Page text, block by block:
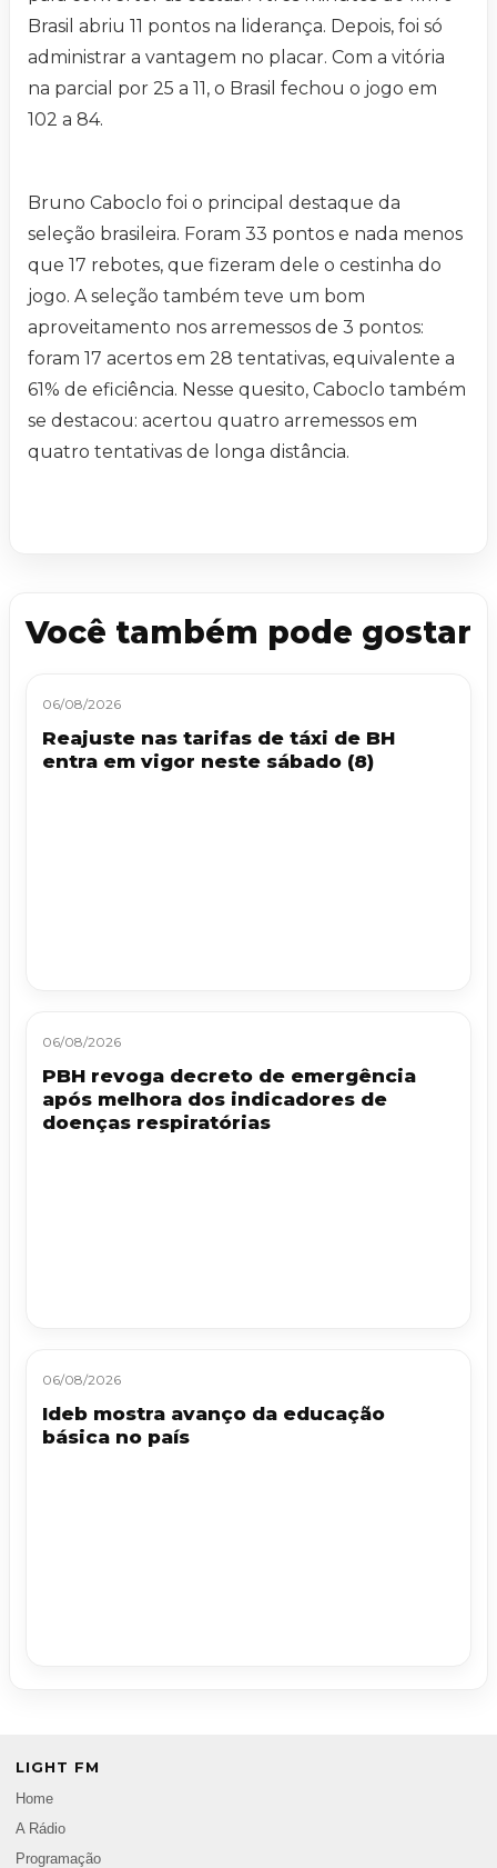
Brasil abriu 11 pontos na liderança. Depois, foi só
administrar a vantagem no placar. Com a vitória
na parcial por 25 a 11, o Brasil fechou o jogo em
102 a 84.
Bruno Caboclo foi o principal destaque da
seleção brasileira. Foram 33 pontos e nada menos
que 17 rebotes, que fizeram dele o cestinha do
jogo. A seleção também teve um bom
aproveitamento nos arremessos de 3 pontos:
foram 17 acertos em 28 tentativas, equivalente a
61% de eficiência. Nesse quesito, Caboclo também
se destacou: acertou quatro arremessos em
quatro tentativas de longa distância.
Você também pode gostar
06/08/2026
Reajuste nas tarifas de táxi de BH
entra em vigor neste sábado (8)
06/08/2026
PBH revoga decreto de emergência
após melhora dos indicadores de
doenças respiratórias
06/08/2026
Ideb mostra avanço da educação
básica no país
LIGHT FM
Home
A Rádio
Programação